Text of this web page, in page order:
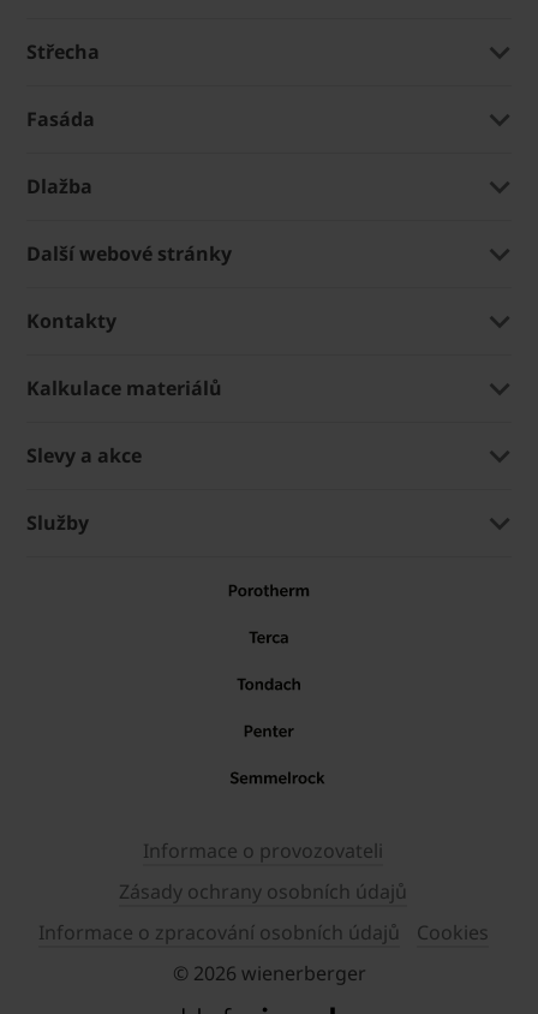
Střecha
Fasáda
Dlažba
Další webové stránky
Kontakty
Kalkulace materiálů
Slevy a akce
Služby
Informace o provozovateli
Zásady ochrany osobních údajů
Informace o zpracování osobních údajů
Cookies
© 2026 wienerberger